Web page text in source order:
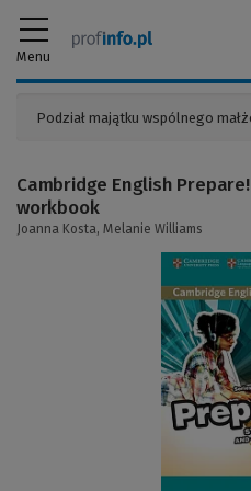
Menu
Cambridge English
workbook
Joanna Kosta, Melanie Williams